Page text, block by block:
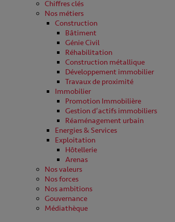
Chiffres clés
Nos métiers
Construction
Bâtiment
Génie Civil
Réhabilitation
Construction métallique
Développement immobilier
Travaux de proximité
Immobilier
Promotion Immobilière
Gestion d’actifs immobiliers
Réaménagement urbain
Energies & Services
Exploitation
Hôtellerie
Arenas
Nos valeurs
Nos forces
Nos ambitions
Gouvernance
Médiathèque